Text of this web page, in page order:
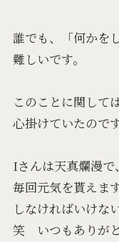
誰でも、「何かを
難しいです。
このことに関して
心掛けていたので
Iさんは天真爛漫で
毎回元気を貰えま
しなければいけな
笑 いつもありが